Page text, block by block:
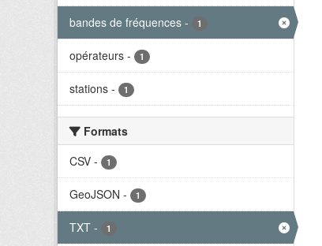
bandes de fréquences - 1
opérateurs - 1
stations - 1
Formats
CSV - 1
GeoJSON - 1
TXT - 1